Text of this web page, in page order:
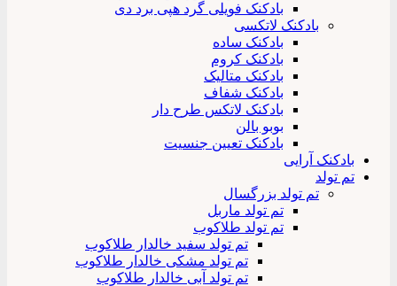
بادکنک فویلی گرد هپی برد دی
بادکنک لاتکسی
بادکنک ساده
بادکنک کروم
بادکنک متالیک
بادکنک شفاف
بادکنک لاتکس طرح دار
بوبو بالن
بادکنک تعیین جنسیت
بادکنک آرایی
تم تولد
تم تولد بزرگسال
تم تولد ماربل
تم تولد طلاکوب
تم تولد سفید خالدار طلاکوب
تم تولد مشکی خالدار طلاکوب
تم تولد آبی خالدار طلاکوب